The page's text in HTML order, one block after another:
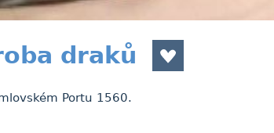
draků
Portu 1560.